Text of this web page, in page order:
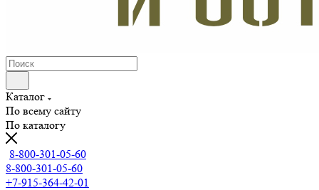
Каталог
По всему сайту
По каталогу
8-800-301-05-60
8-800-301-05-60
+7-915-364-42-01